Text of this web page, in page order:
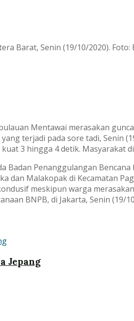
Barat, Senin (19/10/2020). Foto:
Mentawai merasakan
terjadi pada sore tadi, Senin
3 hingga 4 detik. Masyarakat
Badan Penanggulangan
dan Malakopak di Kecamatan
meskipun warga
BNPB, di Jakarta, Senin (19/
Jepang